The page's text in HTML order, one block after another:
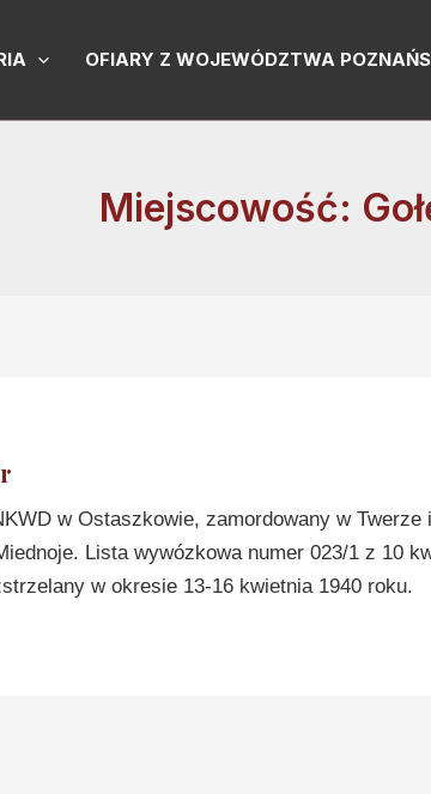
OFIARY Z WOJEWÓDZTWA
Miejscowość:
w Ostaszkowie, zamordowany w Twerze i
Lista wywózkowa numer 023/1 z 10
w okresie 13-16 kwietnia 1940 roku.